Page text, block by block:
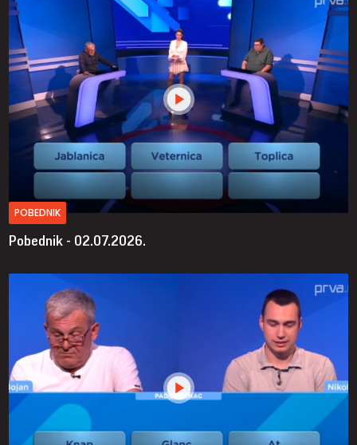
POBEDNIK
Pobednik - 02.07.2026.